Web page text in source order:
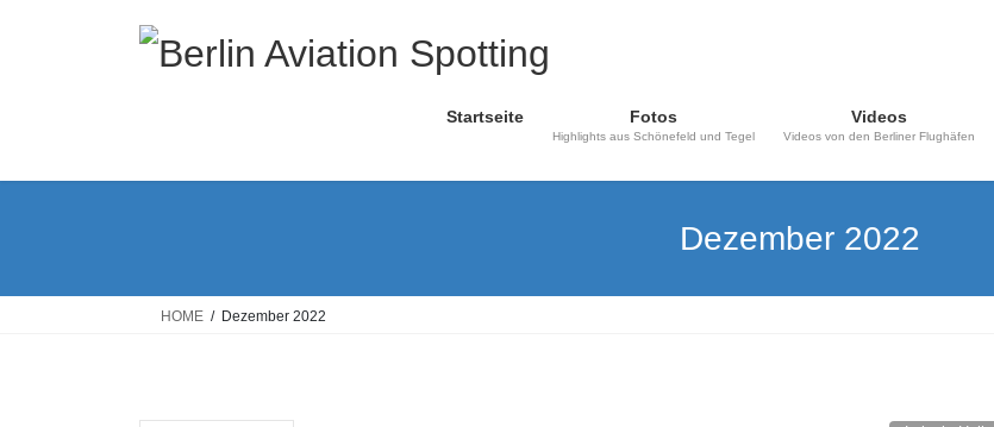
Startseite Fotos
Highlights aus Schönefeld und Tegel
Videos
Videos von den Berliner Flughäfen
Dezember 2022
HOME Dezember 2022